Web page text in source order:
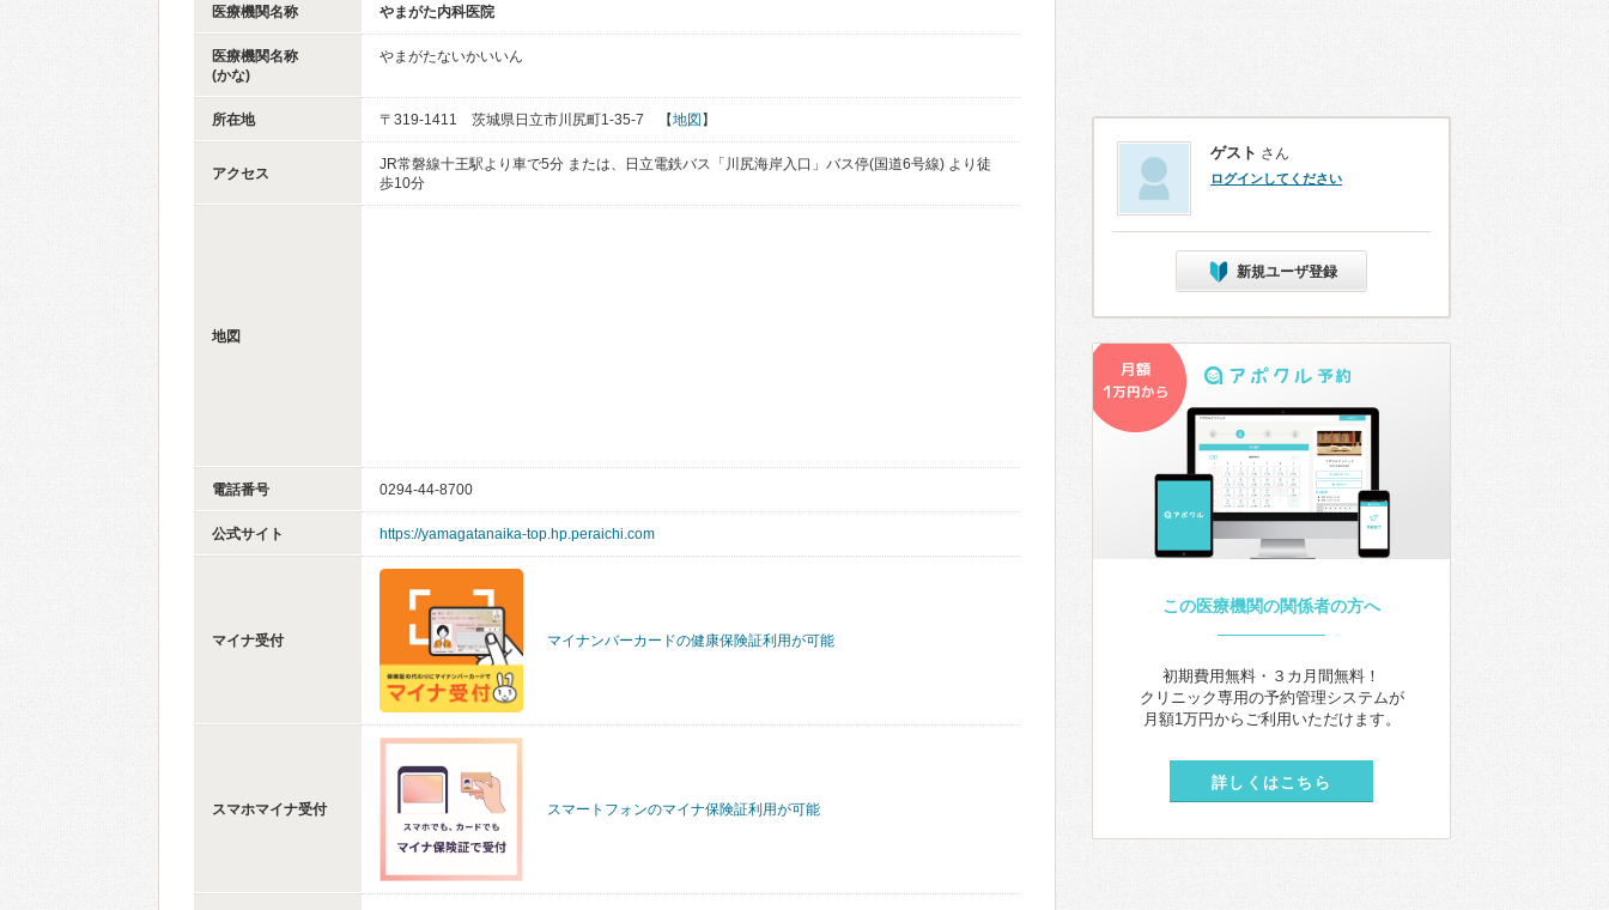
医療機関名称 やまがた内科医院
医療機関名称
(かな)
やまがたないかいいん
所在地 〒319-1411 茨城県日立市川尻町1-35-7 【地図 】
アクセス
JR常磐線十王駅より車で5分 または、日立電鉄バス「川尻海岸入口」バス停(国道6号線) より徒
歩10分
地図
電話番号 0294-44-8700
公式サイト https://yamagatanaika-top.hp.peraichi.com
マイナ受付 マイナンバーカードの健康保険証利用が可能
スマホマイナ受付 スマートフォンのマイナ保険証利用が可能
ゲスト さん
ログインしてください
新規ユーザ登録
この医療機関の関係者の方へ
初期費用無料・３カ月間無料！
クリニック専用の予約管理システムが
月額1万円からご利用いただけます。
詳しくはこちら